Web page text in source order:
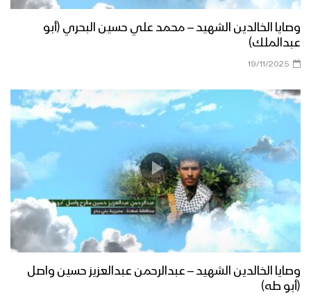
وصايا الخالدين الشهيد – محمد علي حسين البحري (أبو
عبدالملك)
19/11/2025
وصايا الخالدين الشهيد – عبدالرحمن عبدالعزيز حسين واصل
(أبو طه)